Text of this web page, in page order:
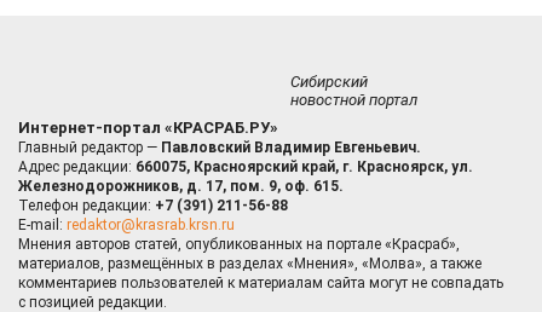
Сибирский
новостной портал
Интернет-портал «КРАСРАБ.РУ»
Главный редактор — Павловский Владимир Евгеньевич.
Адрес редакции: 660075, Красноярский край, г. Красноярск, ул.
Железнодорожников, д. 17, пом. 9, оф. 615.
Телефон редакции: +7 (391) 211-56-88
E-mail: redaktor@krasrab.krsn.ru
Мнения авторов статей, опубликованных на портале «Красраб»,
материалов, размещённых в разделах «Мнения», «Молва», а также
комментариев пользователей к материалам сайта могут не совпадать
с позицией редакции.